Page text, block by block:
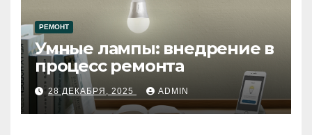
РЕМОНТ
Умные лампы: внедрение в
процесс ремонта
28 ДЕКАБРЯ, 2025 ADMIN